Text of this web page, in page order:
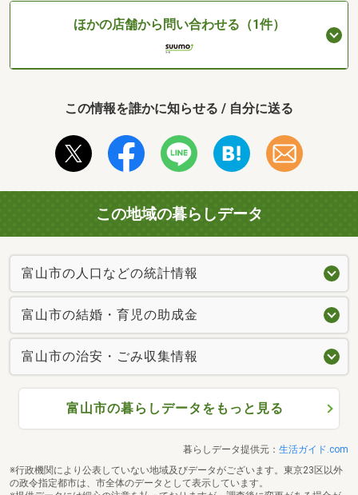
ほかの店舗から問い合わせる（1件）
この情報を誰かに知らせる / 自分に送る
この地域の暮らしデータ
富山市の人口などの統計情報
富山市の結婚・育児の助成金
富山市の治安・ごみ収集情報
富山市の暮らしデータをもっと見る
暮らしデータ提供元： 生活ガイド.com
※行政機関により公表していない地域及びデータがございます。東京23区以外
の政令指定都市は、市全体のデータとして表示しています。